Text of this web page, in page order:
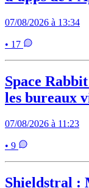
07/08/2026 à 13:34
• 17
Space
les bureaux
07/08/2026 à 11:23
• 9
Shieldstral :